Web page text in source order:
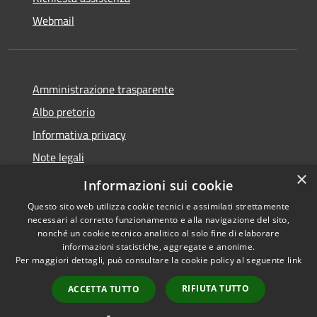
Webmail
Amministrazione trasparente
Albo pretorio
Informativa privacy
Note legali
Dichiarazione di accessibilità
Accessibilità
Copyright © 2026 • Comune di
Bollate • Powered by
Municipium•
Accesso
redazione
×
Informazioni sui cookie
Questo sito web utilizza cookie tecnici e assimilati strettamente
necessari al corretto funzionamento e alla navigazione del sito,
nonché un cookie tecnico analitico al solo fine di elaborare
informazioni statistiche, aggregate e anonime.
Per maggiori dettagli, può consultare la cookie policy al seguente link
ACCETTA TUTTO RIFIUTA TUTTO